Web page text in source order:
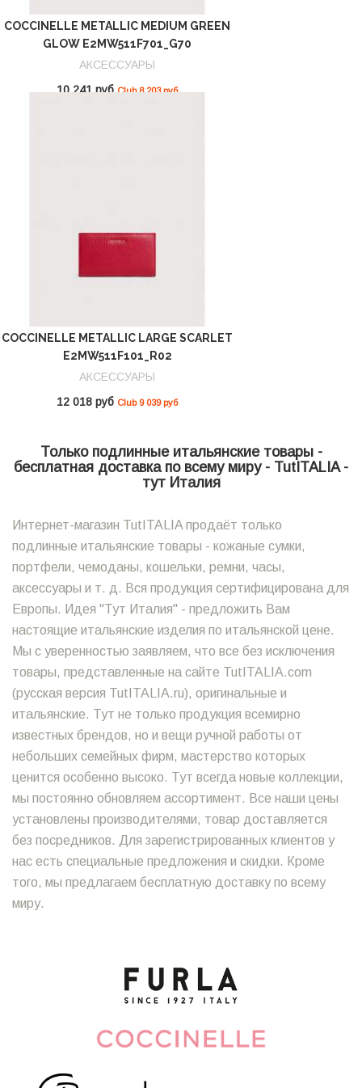
COCCINELLE METALLIC MEDIUM GREEN
GLOW E2MW511F701_G70
АКСЕССУАРЫ
10 241 рубClub 8 203 руб
COCCINELLE METALLIC LARGE SCARLET
E2MW511F101_R02
АКСЕССУАРЫ
12 018 руб Club 9 039 руб
Только подлинные итальянские товары -
бесплатная доставка по всему миру - TutITALIA -
тут Италия
Интернет-магазин TutITALIA продаёт только
подлинные итальянские товары - кожаные сумки,
портфели, чемоданы, кошельки, ремни, часы,
аксессуары и т. д. Вся продукция сертифицирована для
Европы. Идея "Тут Италия" - предложить Вам
настоящие итальянские изделия по итальянской цене.
Мы с уверенностью заявляем, что все без исключения
товары, представленные на сайте TutITALIA.com
(русская версия TutITALIA.ru), оригинальные и
итальянские. Тут не только продукция всемирно
известных брендов, но и вещи ручной работы от
небольших семейных фирм, мастерство которых
ценится особенно высоко. Тут всегда новые коллекции,
мы постоянно обновляем ассортимент. Все наши цены
установлены производителями, товар доставляется
без посредников. Для зарегистрированных клиентов у
нас есть специальные предложения и скидки. Кроме
того, мы предлагаем бесплатную доставку по всему
миру.